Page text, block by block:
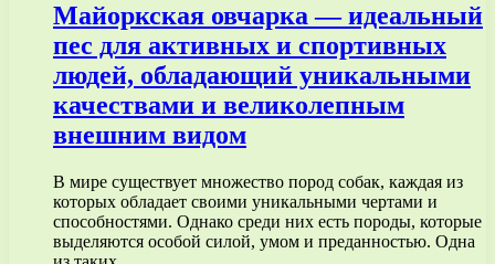
Майоркская овчарка — идеальный
пес для активных и спортивных
людей, обладающий уникальными
качествами и великолепным
внешним видом
В мире существует множество пород собак, каждая из
которых обладает своими уникальными чертами и
способностями. Однако среди них есть породы, которые
выделяются особой силой, умом и преданностью. Одна